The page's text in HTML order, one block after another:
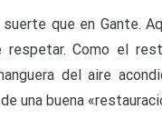
que en Gante.
respetar. Como el
del aire
una buena